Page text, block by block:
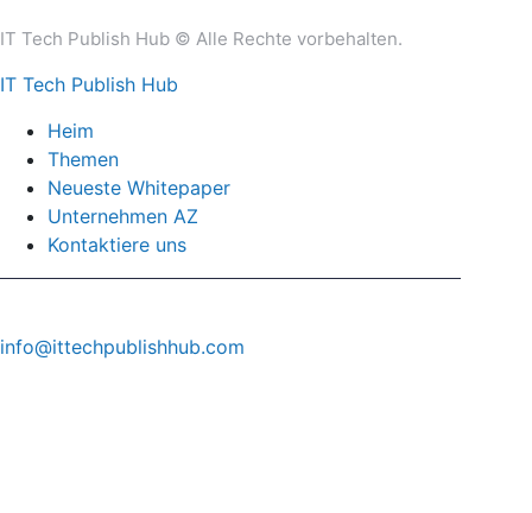
IT Tech Publish Hub © Alle Rechte vorbehalten.
IT Tech Publish Hub
Heim
Themen
Neueste Whitepaper
Unternehmen AZ
Kontaktiere uns
info@ittechpublishhub.com